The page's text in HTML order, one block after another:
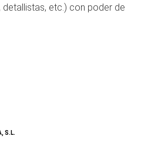
etc.) con poder de
S.L.